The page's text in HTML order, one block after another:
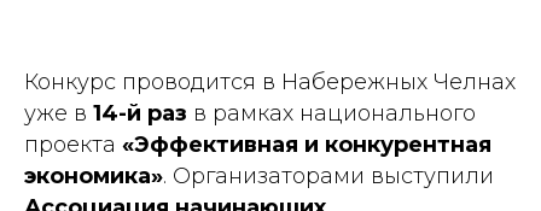
Конкурс проводится в Набережных Челнах
уже в 14-й раз в рамках национального
проекта «Эффективная и конкурентная
экономика». Организаторами выступили